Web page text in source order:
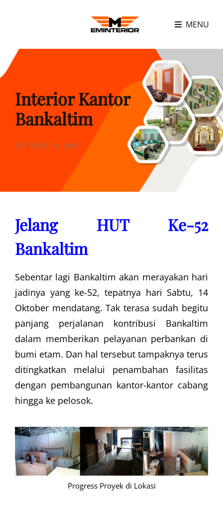
MENU
Interior Kantor
Bankaltim
POSTED
OKTOBER 3, 2017
Jelang HUT Ke-52
Bankaltim
Sebentar lagi Bankaltim akan merayakan hari
jadinya yang ke-52, tepatnya hari Sabtu, 14
Oktober mendatang. Tak terasa sudah begitu
panjang perjalanan kontribusi Bankaltim
dalam memberikan pelayanan perbankan di
bumi etam. Dan hal tersebut tampaknya terus
ditingkatkan melalui penambahan fasilitas
dengan pembangunan kantor-kantor cabang
hingga ke pelosok.
Progress Proyek di Lokasi